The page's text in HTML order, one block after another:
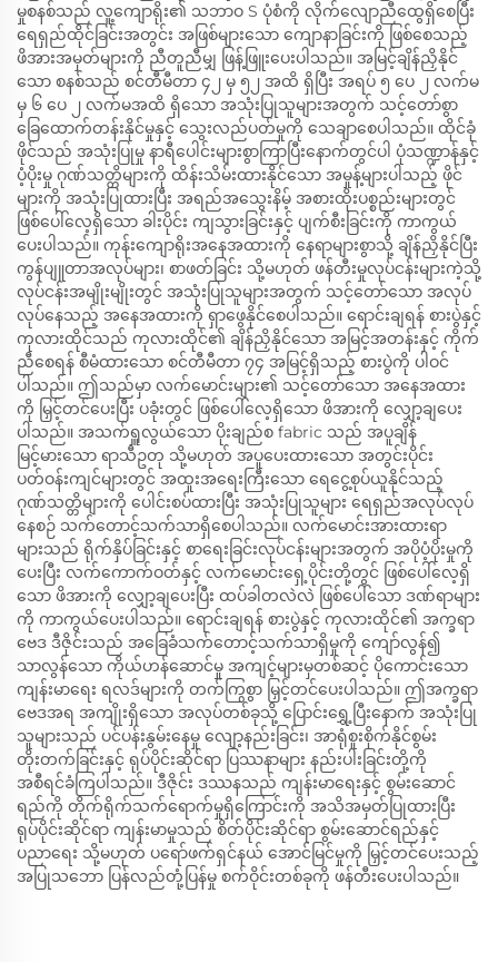
မှုစနစ်သည် လူ့ကျောရိုး၏ သဘာဝ S ပုံစံကို လိုက်လျောညီထွေရှိစေပြီး
ရေရှည်ထိုင်ခြင်းအတွင်း အဖြစ်များသော ကျောနာခြင်းကို ဖြစ်စေသည့်
ဖိအားအမှတ်များကို ညီတူညီမျှ ဖြန့်ဖြူးပေးပါသည်။ အမြင့်ချိန်ညှိနိုင်
သော စနစ်သည် စင်တီမီတာ ၄၂ မှ ၅၂ အထိ ရှိပြီး အရပ် ၅ ပေ ၂ လက်မ
မှ ၆ ပေ ၂ လက်မအထိ ရှိသော အသုံးပြုသူများအတွက် သင့်တော်စွာ
ခြေထောက်တန်းနိုင်မှုနှင့် သွေးလည်ပတ်မှုကို သေချာစေပါသည်။ ထိုင်ခုံ
ဖိုင်သည် အသုံးပြုမှု နာရီပေါင်းများစွာကြာပြီးနောက်တွင်ပါ ပုံသဏ္ဍာန်နှင့်
ပံ့ပိုးမှု ဂုဏ်သတ္တိများကို ထိန်းသိမ်းထားနိုင်သော အမှုန့်များပါသည့် ဖိုင်
များကို အသုံးပြုထားပြီး အရည်အသွေးနိမ့် အစားထိုးပစ္စည်းများတွင်
ဖြစ်ပေါ်လေ့ရှိသော ခါးပိုင်း ကျသွားခြင်းနှင့် ပျက်စီးခြင်းကို ကာကွယ်
ပေးပါသည်။ ကုန်းကျောရိုးအနေအထားကို နေရာများစွာသို့ ချိန်ညှိနိုင်ပြီး
ကွန်ပျူတာအလုပ်များ၊ စာဖတ်ခြင်း သို့မဟုတ် ဖန်တီးမှုလုပ်ငန်းများကဲ့သို့
လုပ်ငန်းအမျိုးမျိုးတွင် အသုံးပြုသူများအတွက် သင့်တော်သော အလုပ်
လုပ်နေသည့် အနေအထားကို ရှာဖွေနိုင်စေပါသည်။ ရောင်းချရန် စားပွဲနှင့်
ကုလားထိုင်သည် ကုလားထိုင်၏ ချိန်ညှိနိုင်သော အမြင့်အတန်းနှင့် ကိုက်
ညီစေရန် စီမံထားသော စင်တီမီတာ ၇၄ အမြင့်ရှိသည့် စားပွဲကို ပါဝင်
ပါသည်။ ဤသည်မှာ လက်မောင်းများ၏ သင့်တော်သော အနေအထား
ကို မြှင့်တင်ပေးပြီး ပခုံးတွင် ဖြစ်ပေါ်လေ့ရှိသော ဖိအားကို လျှော့ချပေး
ပါသည်။ အသက်ရှူလွယ်သော ပိုးချည်စ fabric သည် အပူချိန်
မြင့်မားသော ရာသီဥတု သို့မဟုတ် အပူပေးထားသော အတွင်းပိုင်း
ပတ်ဝန်းကျင်များတွင် အထူးအရေးကြီးသော ရေငွေ့စုပ်ယူနိုင်သည့်
ဂုဏ်သတ္တိများကို ပေါင်းစပ်ထားပြီး အသုံးပြုသူများ ရေရှည်အလုပ်လုပ်
နေစဉ် သက်တောင့်သက်သာရှိစေပါသည်။ လက်မောင်းအားထားရာ
များသည် ရိုက်နှိပ်ခြင်းနှင့် စာရေးခြင်းလုပ်ငန်းများအတွက် အပိုပံ့ပိုးမှုကို
ပေးပြီး လက်ကောက်ဝတ်နှင့် လက်မောင်းရှေ့ပိုင်းတို့တွင် ဖြစ်ပေါ်လေ့ရှိ
သော ဖိအားကို လျှော့ချပေးပြီး ထပ်ခါတလဲလဲ ဖြစ်ပေါ်သော ဒဏ်ရာများ
ကို ကာကွယ်ပေးပါသည်။ ရောင်းချရန် စားပွဲနှင့် ကုလားထိုင်၏ အက္ခရာ
ဗေဒ ဒီဇိုင်းသည် အခြေခံသက်တောင့်သက်သာရှိမှုကို ကျော်လွန်၍
သာလွန်သော ကိုယ်ဟန်ဆောင်မှု အကျင့်များမှတစ်ဆင့် ပိုကောင်းသော
ကျန်းမာရေး ရလဒ်များကို တက်ကြွစွာ မြှင့်တင်ပေးပါသည်။ ဤအက္ခရာ
ဗေဒအရ အကျိုးရှိသော အလုပ်တစ်ခုသို့ ပြောင်းရွှေ့ပြီးနောက် အသုံးပြု
သူများသည် ပင်ပန်းနွမ်းနေမှု လျော့နည်းခြင်း၊ အာရုံစူးစိုက်နိုင်စွမ်း
တိုးတက်ခြင်းနှင့် ရုပ်ပိုင်းဆိုင်ရာ ပြဿနာများ နည်းပါးခြင်းတို့ကို
အစီရင်ခံကြပါသည်။ ဒီဇိုင်း ဒဿနသည် ကျန်းမာရေးနှင့် စွမ်းဆောင်
ရည်ကို တိုက်ရိုက်သက်ရောက်မှုရှိကြောင်းကို အသိအမှတ်ပြုထားပြီး
ရုပ်ပိုင်းဆိုင်ရာ ကျန်းမာမှုသည် စိတ်ပိုင်းဆိုင်ရာ စွမ်းဆောင်ရည်နှင့်
ပညာရေး သို့မဟုတ် ပရော်ဖက်ရှင်နယ် အောင်မြင်မှုကို မြှင့်တင်ပေးသည့်
အပြုသဘော ပြန်လည်တုံ့ပြန်မှု စက်ဝိုင်းတစ်ခုကို ဖန်တီးပေးပါသည်။